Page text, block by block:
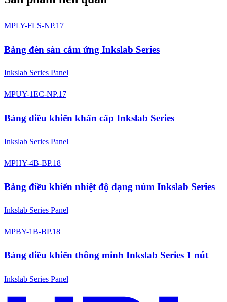
MPLY-FLS-NP.17
Bảng đèn sàn cảm ứng Inkslab Series
Inkslab Series Panel
MPUY-1EC-NP.17
Bảng điều khiển khẩn cấp Inkslab Series
Inkslab Series Panel
MPHY-4B-BP.18
Bảng điều khiển nhiệt độ dạng núm Inkslab Series
Inkslab Series Panel
MPBY-1B-BP.18
Bảng điều khiển thông minh Inkslab Series 1 nút
Inkslab Series Panel